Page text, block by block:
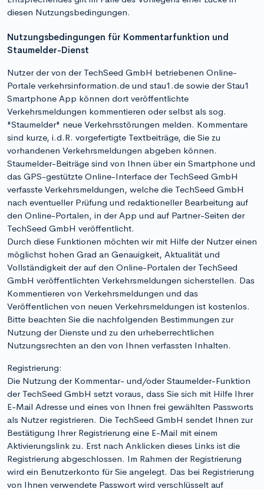
diesen Nutzungsbedingungen.
Nutzungsbedingungen für Kommentarfunktion und
Staumelder-Dienst
Nutzer der von der TechSeed GmbH betriebenen Online-
Portale verkehrsinformation.de und stau1.de sowie der Stau1
Smartphone App können dort veröffentlichte
Verkehrsmeldungen kommentieren oder selbst als sog.
"Staumelder" neue Verkehrsstörungen melden. Kommentare
sind kurze, i.d.R. vorgefertigte Textbeiträge, die Sie zu
vorhandenen Verkehrsmeldungen abgeben können.
Staumelder-Beiträge sind von Ihnen über ein Smartphone und
das GPS-gestützte Online-Interface der TechSeed GmbH
verfasste Verkehrsmeldungen, welche die TechSeed GmbH
nach eventueller Prüfung und redaktioneller Bearbeitung auf
den Online-Portalen, in der App und auf Partner-Seiten der
TechSeed GmbH veröffentlicht.
Durch diese Funktionen möchten wir mit Hilfe der Nutzer einen
möglichst hohen Grad an Genauigkeit, Aktualität und
Vollständigkeit der auf den Online-Portalen der TechSeed
GmbH veröffentlichten Verkehrsmeldungen sicherstellen. Das
Kommentieren von Verkehrsmeldungen und das
Veröffentlichen von neuen Verkehrsmeldungen ist kostenlos.
Bitte beachten Sie die nachfolgenden Bestimmungen zur
Nutzung der Dienste und zu den urheberrechtlichen
Nutzungsrechten an den von Ihnen verfassten Inhalten.
Registrierung:
Die Nutzung der Kommentar- und/oder Staumelder-Funktion
der TechSeed GmbH setzt voraus, dass Sie sich mit Hilfe Ihrer
E-Mail Adresse und eines von Ihnen frei gewählten Passworts
als Nutzer registrieren. Die TechSeed GmbH sendet Ihnen zur
Bestätigung Ihrer Registrierung eine E-Mail mit einem
Aktivierungslink zu. Erst nach Anklicken dieses Links ist die
Registrierung abgeschlossen. Im Rahmen der Registrierung
wird ein Benutzerkonto für Sie angelegt. Das bei Registrierung
von Ihnen verwendete Passwort wird verschlüsselt auf